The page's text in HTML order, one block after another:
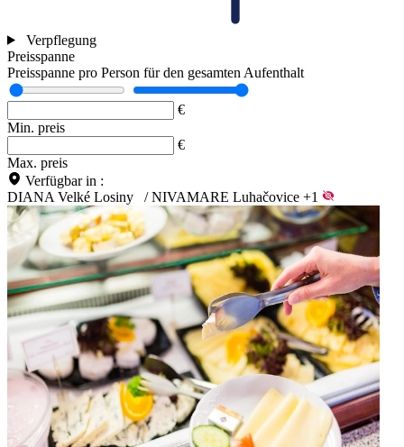
Verpflegung
Preisspanne
Preisspanne pro Person für den gesamten Aufenthalt
€
Min. preis
€
Max. preis
Verfügbar in :
DIANA Velké Losiny
/ NIVAMARE Luhačovice +1